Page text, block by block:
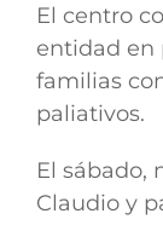
El centro
entidad en
familias
paliativos.
El sábado,
Claudio y